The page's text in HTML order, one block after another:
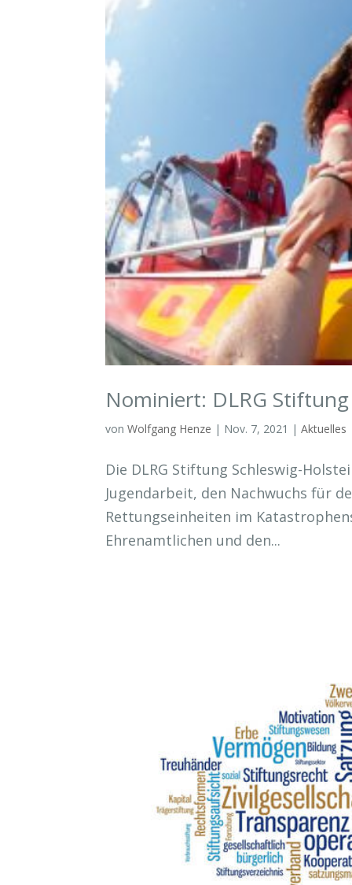
Nominiert: DLRG
vonWolfgang Henze | Nov. 7, 2021 |Aktuelles
Die DLRG Stiftung Schleswig-
Jugendarbeit, den Nachwuchs für
Rettungseinheiten im
Ehrenamtlichen und den...